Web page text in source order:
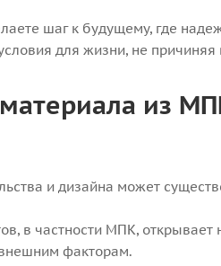
шаг к будущему, где
для жизни, не
из
и дизайна может
в частности МПК, открывает
внешним факторам.